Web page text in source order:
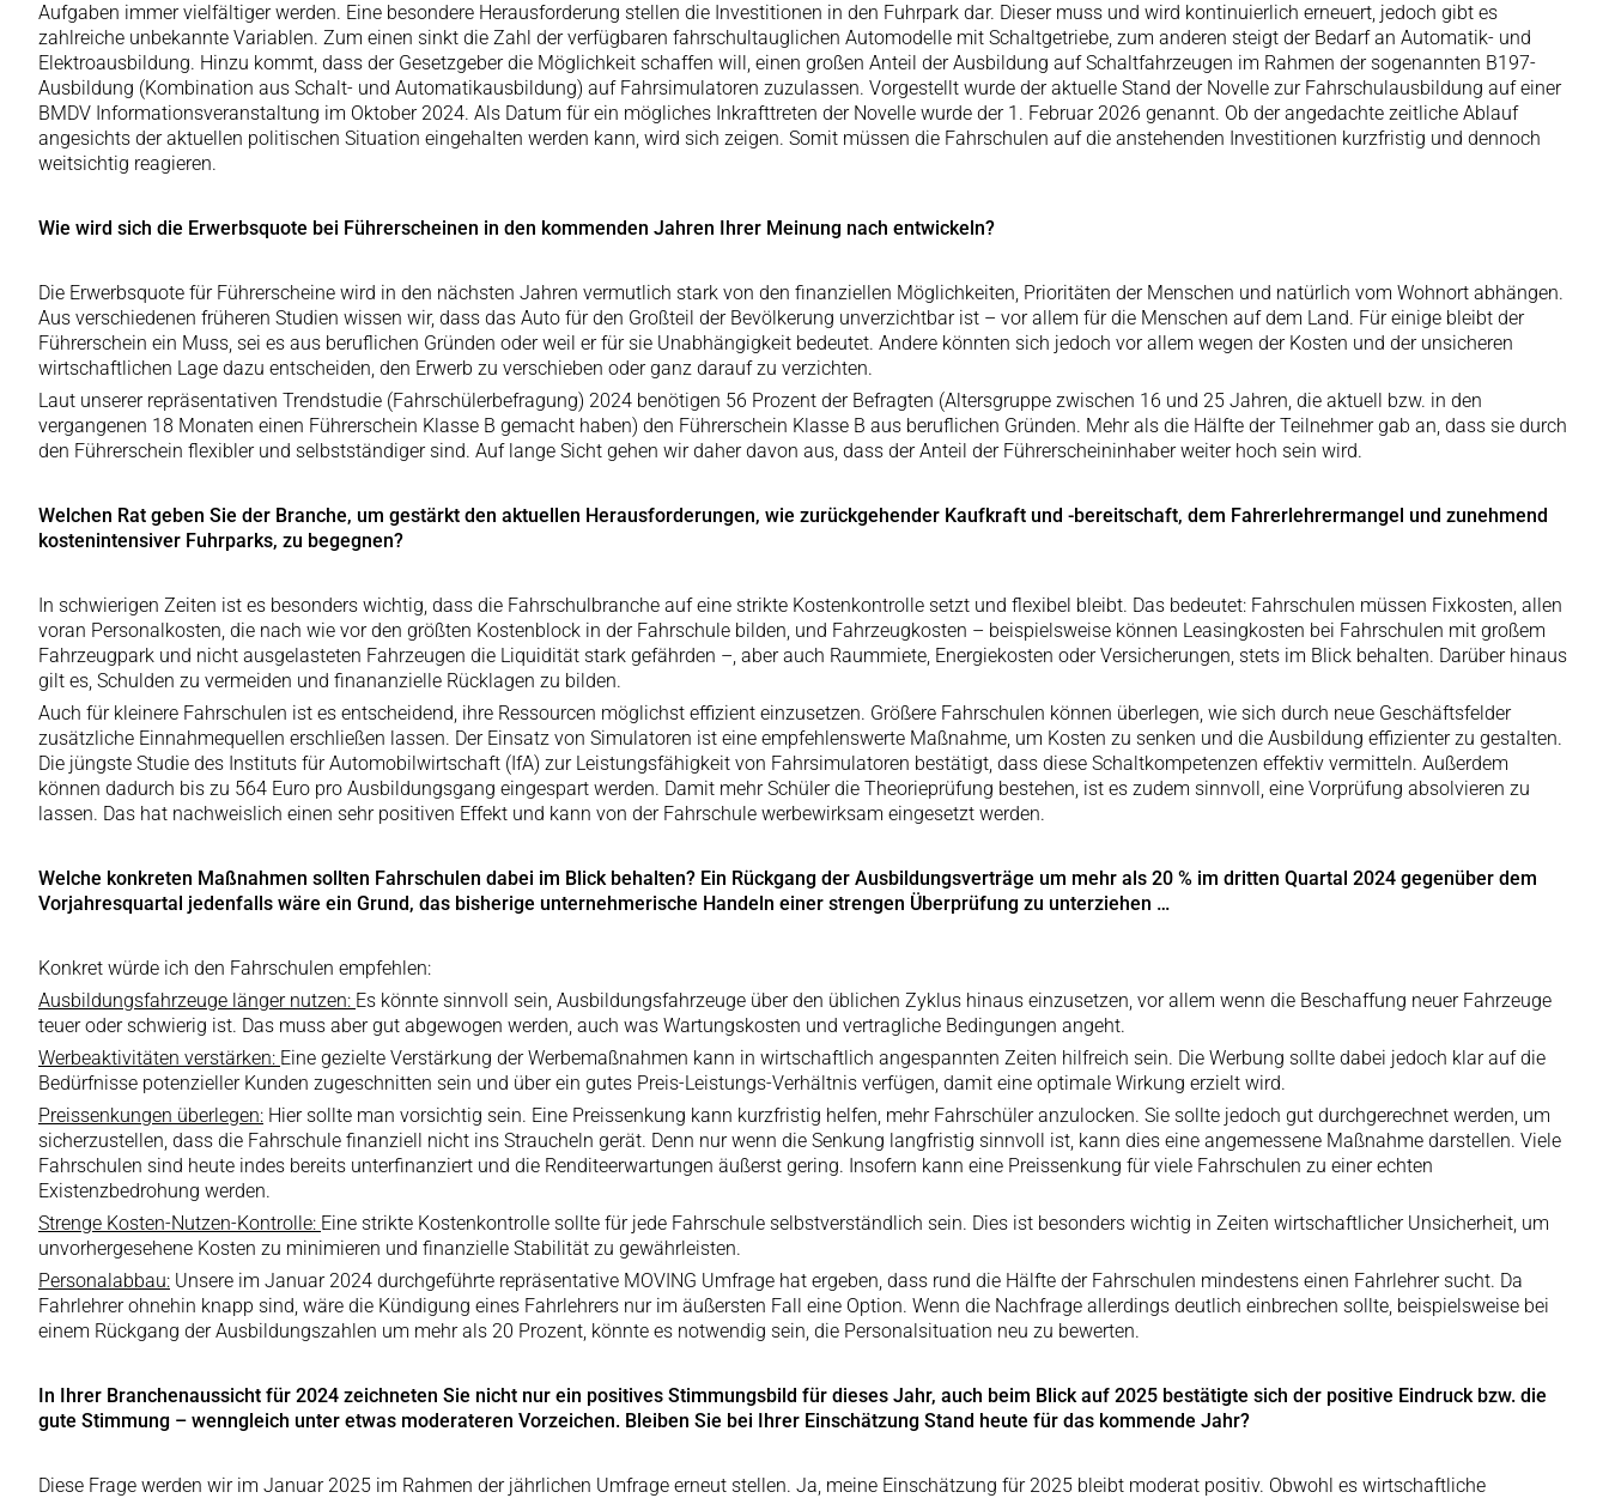
Aufgaben immer vielfältiger werden. Eine besondere Herausforderung stellen die Investitionen in den Fuhrpark dar. Dieser muss und wird kontinuierlich erneuert, jedoch gibt es
zahlreiche unbekannte Variablen. Zum einen sinkt die Zahl der verfügbaren fahrschultauglichen Automodelle mit Schaltgetriebe, zum anderen steigt der Bedarf an Automatik- und
Elektroausbildung. Hinzu kommt, dass der Gesetzgeber die Möglichkeit schaffen will, einen großen Anteil der Ausbildung auf Schaltfahrzeugen im Rahmen der sogenannten B197-
Ausbildung (Kombination aus Schalt- und Automatikausbildung) auf Fahrsimulatoren zuzulassen. Vorgestellt wurde der aktuelle Stand der Novelle zur Fahrschulausbildung auf einer
BMDV Informationsveranstaltung im Oktober 2024. Als Datum für ein mögliches Inkrafttreten der Novelle wurde der 1. Februar 2026 genannt. Ob der angedachte zeitliche Ablauf
angesichts der aktuellen politischen Situation eingehalten werden kann, wird sich zeigen. Somit müssen die Fahrschulen auf die anstehenden Investitionen kurzfristig und dennoch
weitsichtig reagieren.
Wie wird sich die Erwerbsquote bei Führerscheinen in den kommenden Jahren Ihrer Meinung nach entwickeln?
Die Erwerbsquote für Führerscheine wird in den nächsten Jahren vermutlich stark von den finanziellen Möglichkeiten, Prioritäten der Menschen und natürlich vom Wohnort abhängen.
Aus verschiedenen früheren Studien wissen wir, dass das Auto für den Großteil der Bevölkerung unverzichtbar ist – vor allem für die Menschen auf dem Land. Für einige bleibt der
Führerschein ein Muss, sei es aus beruflichen Gründen oder weil er für sie Unabhängigkeit bedeutet. Andere könnten sich jedoch vor allem wegen der Kosten und der unsicheren
wirtschaftlichen Lage dazu entscheiden, den Erwerb zu verschieben oder ganz darauf zu verzichten.
Laut unserer repräsentativen Trendstudie (Fahrschülerbefragung) 2024 benötigen 56 Prozent der Befragten (Altersgruppe zwischen 16 und 25 Jahren, die aktuell bzw. in den
vergangenen 18 Monaten einen Führerschein Klasse B gemacht haben) den Führerschein Klasse B aus beruflichen Gründen. Mehr als die Hälfte der Teilnehmer gab an, dass sie durch
den Führerschein flexibler und selbstständiger sind. Auf lange Sicht gehen wir daher davon aus, dass der Anteil der Führerscheininhaber weiter hoch sein wird.
Welchen Rat geben Sie der Branche, um gestärkt den aktuellen Herausforderungen, wie zurückgehender Kaufkraft und -bereitschaft, dem Fahrerlehrermangel und zunehmend
kostenintensiver Fuhrparks, zu begegnen?
In schwierigen Zeiten ist es besonders wichtig, dass die Fahrschulbranche auf eine strikte Kostenkontrolle setzt und flexibel bleibt. Das bedeutet: Fahrschulen müssen Fixkosten, allen
voran Personalkosten, die nach wie vor den größten Kostenblock in der Fahrschule bilden, und Fahrzeugkosten – beispielsweise können Leasingkosten bei Fahrschulen mit großem
Fahrzeugpark und nicht ausgelasteten Fahrzeugen die Liquidität stark gefährden –, aber auch Raummiete, Energiekosten oder Versicherungen, stets im Blick behalten. Darüber hinaus
gilt es, Schulden zu vermeiden und finananzielle Rücklagen zu bilden.
Auch für kleinere Fahrschulen ist es entscheidend, ihre Ressourcen möglichst effizient einzusetzen. Größere Fahrschulen können überlegen, wie sich durch neue Geschäftsfelder
zusätzliche Einnahmequellen erschließen lassen. Der Einsatz von Simulatoren ist eine empfehlenswerte Maßnahme, um Kosten zu senken und die Ausbildung effizienter zu gestalten.
Die jüngste Studie des Instituts für Automobilwirtschaft (IfA) zur Leistungsfähigkeit von Fahrsimulatoren bestätigt, dass diese Schaltkompetenzen effektiv vermitteln. Außerdem
können dadurch bis zu 564 Euro pro Ausbildungsgang eingespart werden. Damit mehr Schüler die Theorieprüfung bestehen, ist es zudem sinnvoll, eine Vorprüfung absolvieren zu
lassen. Das hat nachweislich einen sehr positiven Effekt und kann von der Fahrschule werbewirksam eingesetzt werden.
Welche konkreten Maßnahmen sollten Fahrschulen dabei im Blick behalten? Ein Rückgang der Ausbildungsverträge um mehr als 20 % im dritten Quartal 2024 gegenüber dem
Vorjahresquartal jedenfalls wäre ein Grund, das bisherige unternehmerische Handeln einer strengen Überprüfung zu unterziehen …
Konkret würde ich den Fahrschulen empfehlen:
Ausbildungsfahrzeuge länger nutzen: Es könnte sinnvoll sein, Ausbildungsfahrzeuge über den üblichen Zyklus hinaus einzusetzen, vor allem wenn die Beschaffung neuer Fahrzeuge
teuer oder schwierig ist. Das muss aber gut abgewogen werden, auch was Wartungskosten und vertragliche Bedingungen angeht.
Werbeaktivitäten verstärken: Eine gezielte Verstärkung der Werbemaßnahmen kann in wirtschaftlich angespannten Zeiten hilfreich sein. Die Werbung sollte dabei jedoch klar auf die
Bedürfnisse potenzieller Kunden zugeschnitten sein und über ein gutes Preis-Leistungs-Verhältnis verfügen, damit eine optimale Wirkung erzielt wird.
Preissenkungen überlegen: Hier sollte man vorsichtig sein. Eine Preissenkung kann kurzfristig helfen, mehr Fahrschüler anzulocken. Sie sollte jedoch gut durchgerechnet werden, um
sicherzustellen, dass die Fahrschule finanziell nicht ins Straucheln gerät. Denn nur wenn die Senkung langfristig sinnvoll ist, kann dies eine angemessene Maßnahme darstellen. Viele
Fahrschulen sind heute indes bereits unterfinanziert und die Renditeerwartungen äußerst gering. Insofern kann eine Preissenkung für viele Fahrschulen zu einer echten
Existenzbedrohung werden.
Strenge Kosten-Nutzen-Kontrolle: Eine strikte Kostenkontrolle sollte für jede Fahrschule selbstverständlich sein. Dies ist besonders wichtig in Zeiten wirtschaftlicher Unsicherheit, um
unvorhergesehene Kosten zu minimieren und finanzielle Stabilität zu gewährleisten.
Personalabbau: Unsere im Januar 2024 durchgeführte repräsentative MOVING Umfrage hat ergeben, dass rund die Hälfte der Fahrschulen mindestens einen Fahrlehrer sucht. Da
Fahrlehrer ohnehin knapp sind, wäre die Kündigung eines Fahrlehrers nur im äußersten Fall eine Option. Wenn die Nachfrage allerdings deutlich einbrechen sollte, beispielsweise bei
einem Rückgang der Ausbildungszahlen um mehr als 20 Prozent, könnte es notwendig sein, die Personalsituation neu zu bewerten.
In Ihrer Branchenaussicht für 2024 zeichneten Sie nicht nur ein positives Stimmungsbild für dieses Jahr, auch beim Blick auf 2025 bestätigte sich der positive Eindruck bzw. die
gute Stimmung – wenngleich unter etwas moderateren Vorzeichen. Bleiben Sie bei Ihrer Einschätzung Stand heute für das kommende Jahr?
Diese Frage werden wir im Januar 2025 im Rahmen der jährlichen Umfrage erneut stellen. Ja, meine Einschätzung für 2025 bleibt moderat positiv. Obwohl es wirtschaftliche